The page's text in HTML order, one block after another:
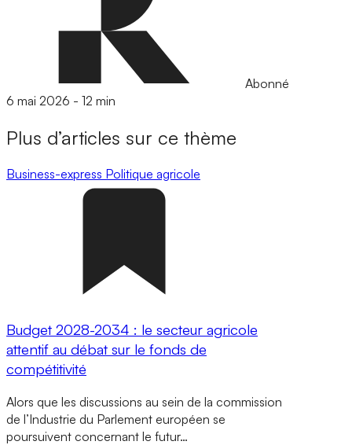
Abonné
6 mai 2026 - 12 min
Plus d’articles sur ce thème
Business-express Politique agricole
Budget 2028-2034 : le secteur agricole
attentif au débat sur le fonds de
compétitivité
Alors que les discussions au sein de la commission
de l’Industrie du Parlement européen se
poursuivent concernant le futur…